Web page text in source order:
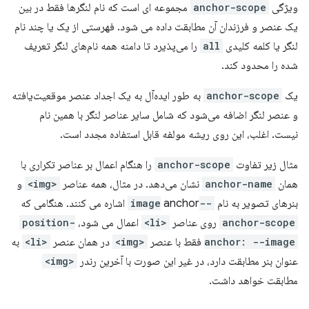
ویژگی anchor-scope مجموعه ای است که نام لنگرها فقط در بین
یک عنصر و فرزندان آن مطابقت داده می شود. فهرستی از یک یا چند نام
لنگر یا کلمه کلیدی all را می‌پذیرد تا دامنه همه نام‌های لنگر تعریف
شده را محدود کند.
یک anchor-scope به طور ایده‌آل به یک اجداد عنصر موقعیت‌یافته
و عنصر لنگر اضافه می‌شود که شامل سایر عناصر لنگر با همین نام
نیست. اغلب، این روی ریشه مولفه قابل استفاده مجدد است.
مثال زیر تفاوت anchor-scope را هنگام اعمال بر عناصر تکراری با
همان anchor-name نشان می‌دهد. در مثال، همه عناصر <img>
و
بنرهای تصویر به نام --imageanchor اشاره می کنند. هنگامی که
anchor-scope روی عناصر <li> اعمال می شود، position-
anchor: --image فقط با عنصر <img> در همان عنصر <li>
به
عنوان بنر مطابقت دارد، در غیر این صورت با آخرین رندر
<img>
مطابقت خواهد داشت.